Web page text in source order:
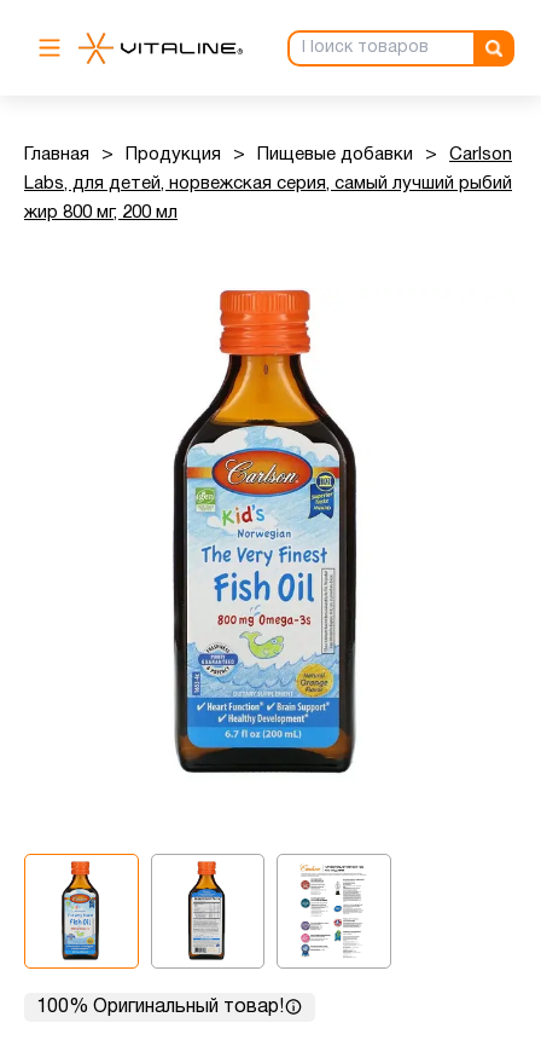
Главная > Продукция > Пищевые добавки >
Carlson
Labs, для детей, норвежская серия, самый лучший рыбий
жир 800 мг, 200 мл
100% Оригинальный товар!